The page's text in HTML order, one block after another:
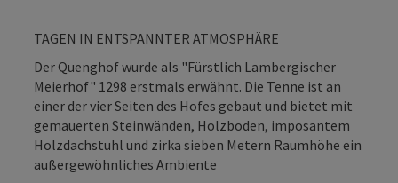
TAGEN IN ENTSPANNTER ATMOSPHÄRE
Der Quenghof wurde als "Fürstlich Lambergischer
Meierhof" 1298 erstmals erwähnt. Die Tenne ist an
einer der vier Seiten des Hofes gebaut und bietet mit
gemauerten Steinwänden, Holzboden, imposantem
Holzdachstuhl und zirka sieben Metern Raumhöhe ein
außergewöhnliches Ambiente